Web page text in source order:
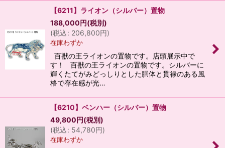
【6211】ライオン（シルバー）置物
188,000 円(税別)
(税込: 206,800円)
在庫わずか
百獣の王ライオンの置物です。店頭展示中で
す！ 百獣の王ライオンの置物です。シルバーに
輝くたてがみどっしりとした胴体と貫禄のある風
格で存在感が光…
【6210】ベンハー（シルバー）置物
49,800 円(税別)
(税込: 54,780円)
在庫わずか